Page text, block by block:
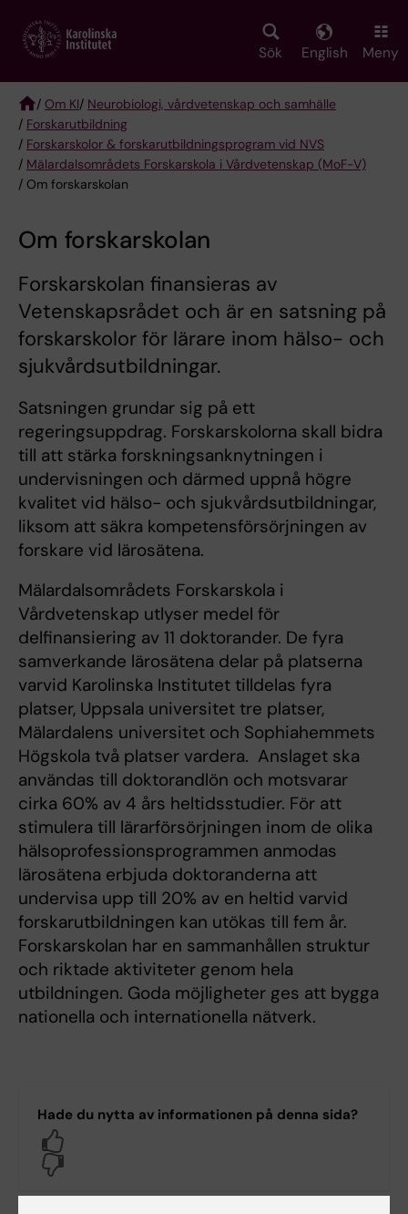
main
Sök English Meny
Breadcrumb
/ Om KI/ Neurobiologi, vårdvetenskap och samhälle
/ Forskarutbildning
/ Forskarskolor & forskarutbildningsprogram vid NVS
/ Mälardalsområdets Forskarskola i Vårdvetenskap (MoF-V)
/ Om forskarskolan
Om forskarskolan
Forskarskolan finansieras av
Vetenskapsrådet och är en satsning på
forskarskolor för lärare inom hälso- och
sjukvårdsutbildningar.
Satsningen grundar sig på ett
regeringsuppdrag. Forskarskolorna skall bidra
till att stärka forskningsanknytningen i
undervisningen och därmed uppnå högre
kvalitet vid hälso- och sjukvårdsutbildningar,
liksom att säkra kompetensförsörjningen av
forskare vid lärosätena.
Mälardalsområdets Forskarskola i
Vårdvetenskap utlyser medel för
delfinansiering av 11 doktorander. De fyra
samverkande lärosätena delar på platserna
varvid Karolinska Institutet tilldelas fyra
platser, Uppsala universitet tre platser,
Mälardalens universitet och Sophiahemmets
Högskola två platser vardera. Anslaget ska
användas till doktorandlön och motsvarar
cirka 60% av 4 års heltidsstudier. För att
stimulera till lärarförsörjningen inom de olika
hälsoprofessionsprogrammen anmodas
lärosätena erbjuda doktoranderna att
undervisa upp till 20% av en heltid varvid
forskarutbildningen kan utökas till fem år.
Forskarskolan har en sammanhållen struktur
och riktade aktiviteter genom hela
utbildningen. Goda möjligheter ges att bygga
nationella och internationella nätverk.
Hade du nytta av informationen på denna sida?